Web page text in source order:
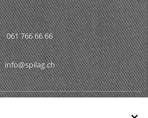
061 766 66 66
info@spilag.ch